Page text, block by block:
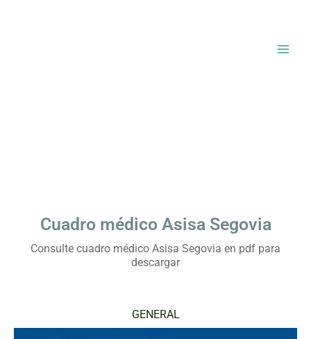
Cuadro médico Asisa Segovia
Consulte cuadro médico Asisa Segovia en pdf para
descargar
GENERAL